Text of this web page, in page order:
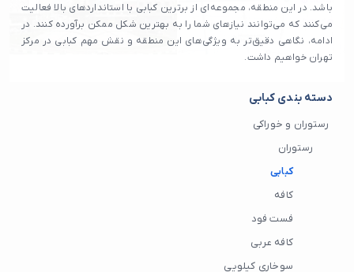
باشد. در این منطقه، مجموعه‌ای از برترین کبابی با استانداردهای بالا فعالیت
می‌کنند که می‌توانند نیازهای شما را به بهترین شکل ممکن برآورده کنند. در
ادامه، نگاهی دقیق‌تر به ویژگی‌های این منطقه و نقش مهم کبابی در مرکز
تهران خواهیم داشت.
دسته بندی کبابی
رستوران و خوراکی
رستوران
کبابی
کافه
فست فود
کافه عربی
سوخاری کیلویی